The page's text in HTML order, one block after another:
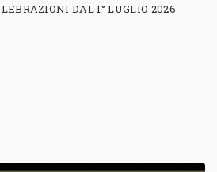
DAL 1° LUGLIO 2026